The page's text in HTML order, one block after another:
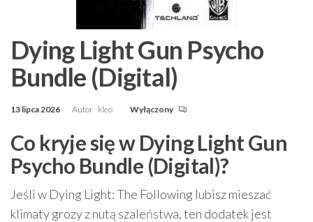
Dying Light Gun Psycho
Bundle (Digital)
13 lipca 2026 Autor kleo Wyłączony
Co kryje się w Dying Light Gun
Psycho Bundle (Digital)?
Jeśli w Dying Light: The Following lubisz mieszać
klimaty grozy z nutą szaleństwa, ten dodatek jest